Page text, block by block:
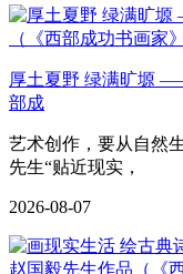
厚土夏野 绿满旷塬
部成
艺术创作，要从自然
先生“贴近现实，
2026-08-07